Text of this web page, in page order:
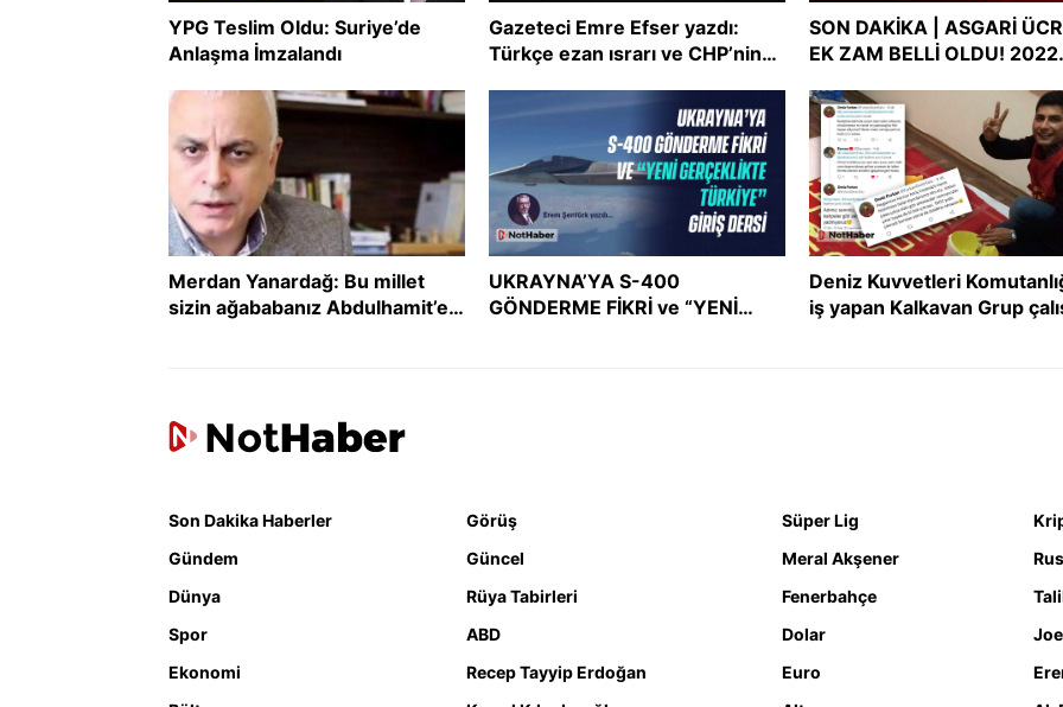
YPG Teslim Oldu: Suriye’de
Anlaşma İmzalandı
Gazeteci Emre Efser yazdı:
Türkçe ezan ısrarı ve CHP’nin
SON DAKİKA | ASGARİ
EK ZAM BELLİ OLDU! 2022
Asgari ücret zammı
Merdan Yanardağ: Bu millet
sizin ağababanız Abdulhamit’e
UKRAYNA’YA S-400
GÖNDERME FİKRİ ve “YENİ
Deniz Kuvvetleri
iş yapan Kalkavan Grup
Son Dakika Haberler
Gündem
Dünya
Spor
Ekonomi
Görüş
Güncel
Rüya Tabirleri
ABD
Recep Tayyip Erdoğan
Süper Lig
Meral Akşener
Fenerbahçe
Dolar
Euro